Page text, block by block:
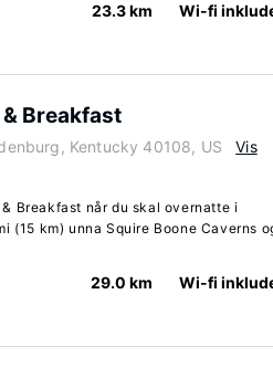
23.3 km Wi-fi
Breakfast
Kentucky 40108, US
Vis
Breakfast når du skal overnatte i
(15 km) unna Squire Boone Caverns
29.0 km Wi-fi